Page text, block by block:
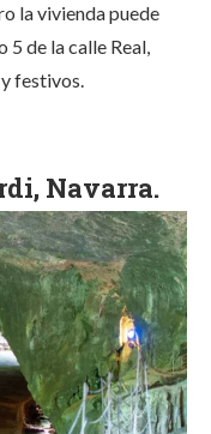
la vivienda puede
5 de la calle Real,
festivos.
Navarra.